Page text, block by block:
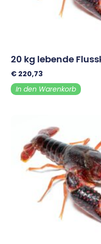
20 kg lebende
€ 220,73
In den Warenkorb